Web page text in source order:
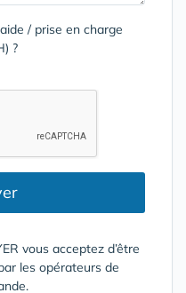
/ prise en charge
?
vous acceptez d’être
les opérateurs de